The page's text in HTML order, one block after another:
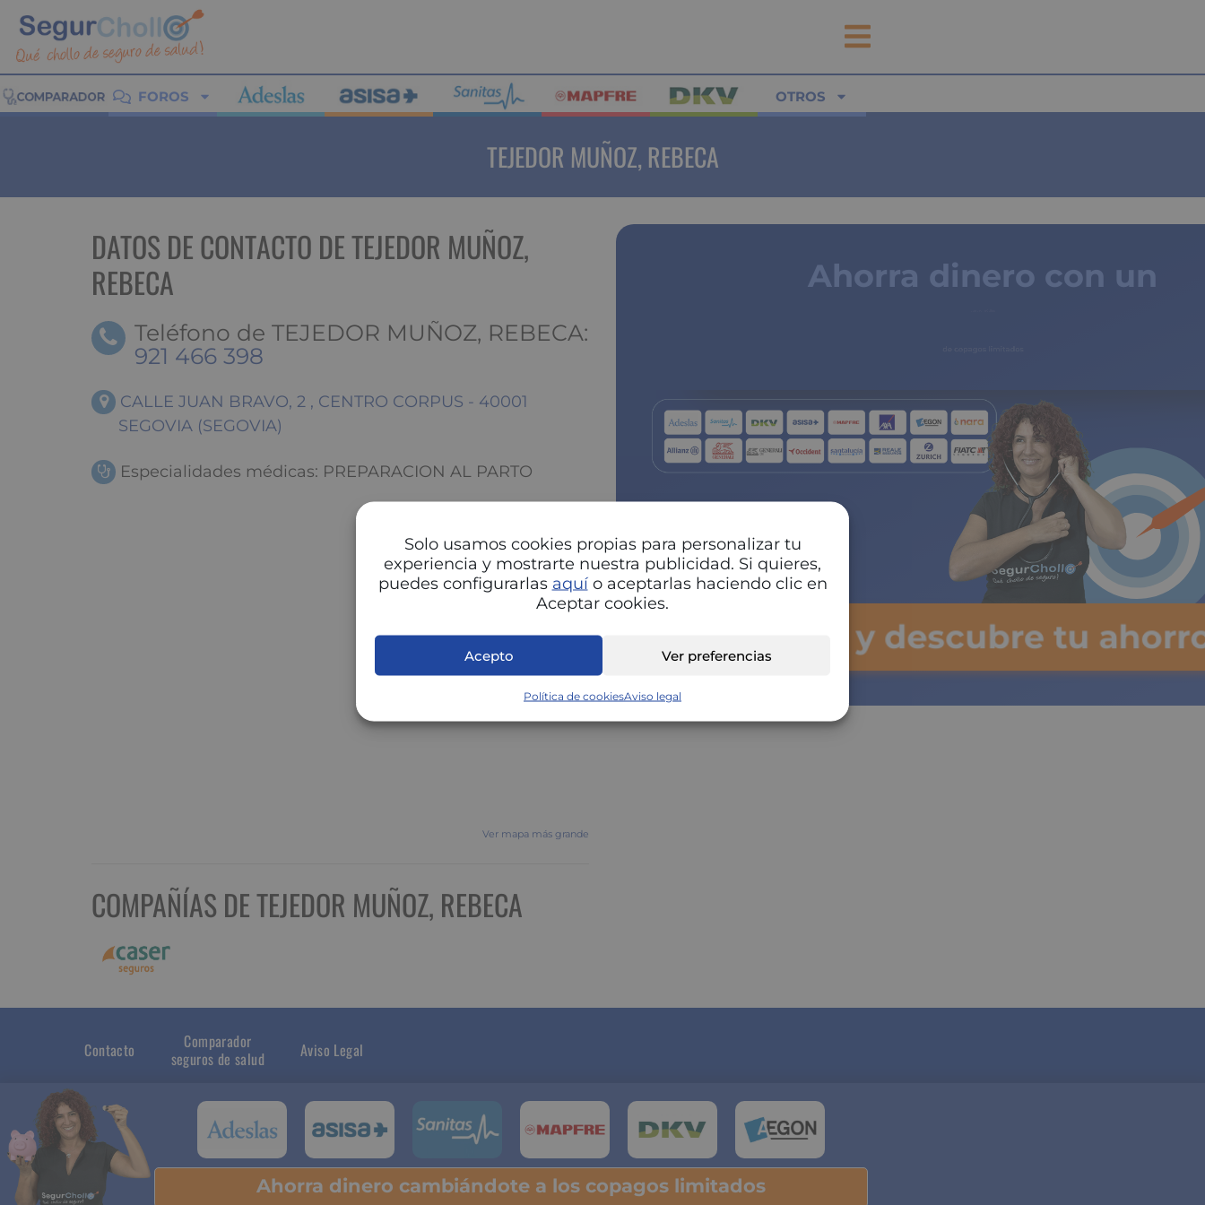
Solo usamos cookies propias para personalizar tu
experiencia y mostrarte nuestra publicidad. Si quieres,
puedes configurarlas aquío aceptarlas haciendo clic en
Aceptar cookies.
Acepto Ver preferencias
Política de cookiesAviso legal
FOROS OTROS
TEJEDOR MUÑOZ, REBECA
DATOS DE CONTACTO DE TEJEDOR MUÑOZ,
REBECA
Teléfono de TEJEDOR MUÑOZ, REBECA:
921 466 398
CALLE JUAN BRAVO, 2 , CENTRO CORPUS - 40001
SEGOVIA (SEGOVIA)
Especialidades médicas: PREPARACION AL PARTO
Ver mapa más grande
COMPAÑÍAS DE TEJEDOR MUÑOZ, REBECA
Ahorra dinero con un
Pulsa y descubre tu ahorro
Contacto
Comparador
seguros de salud
Aviso Legal
Ahorra dinero cambiándote a los copagos limitados
Pulsa y descubre tu ahorro